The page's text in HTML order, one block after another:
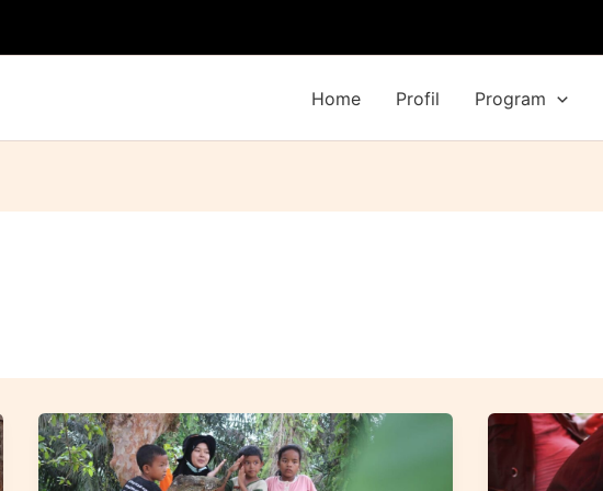
Home
Profil Program